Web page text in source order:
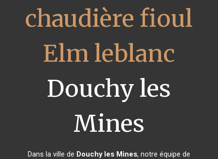
chaudière fioul
Elm leblanc
Douchy les
Mines
Dans la ville de Douchy les Mines, notre équipe de